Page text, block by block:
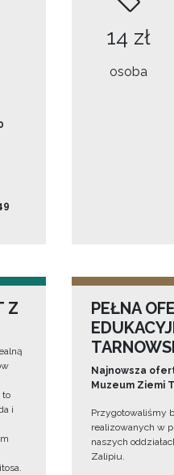
14 zł
osoba
Z
to
i
PEŁNA
Najnowsza
Muzeum Ziemi
Przygotowaliśmy
realizowanych w
naszych
Zalipiu.